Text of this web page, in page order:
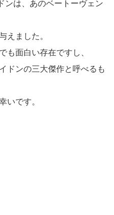
ンは、あのベートーヴェン
えました。
も面白い存在ですし、
ドンの三大傑作と呼べるも
いです。